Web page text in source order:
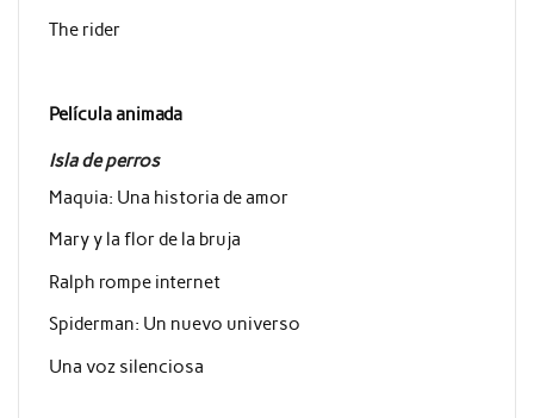
The rider
Película animada
Isla de perros
Maquia: Una historia de amor
Mary y la flor de la bruja
Ralph rompe internet
Spiderman: Un nuevo universo
Una voz silenciosa